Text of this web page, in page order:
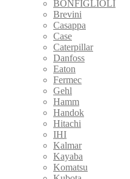
BONFIGLIOLI
Brevini
Casappa
Case
Caterpillar
Danfoss
Eaton
Fermec
Gehl
Hamm
Handok
Hitachi
IHI
Kalmar
Kayaba
Komatsu